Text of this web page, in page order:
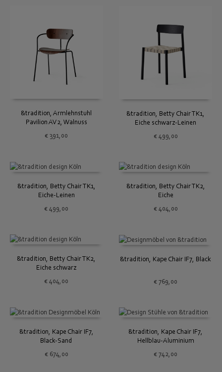
&tradition, Armlehnstuhl
Pavilion AV2, Walnuss
€ 391,00
&tradition, Betty Chair TK1,
Eiche schwarz-Leinen
€499,00
&tradition, Betty Chair TK1,
Eiche-Leinen
€ 499,00
&tradition, Betty Chair TK2,
Eiche
€404,00
&tradition, Betty Chair TK2,
Eiche schwarz
€ 404,00
&tradition, Kape Chair IF7, Black
€ 769,00
&tradition, Kape Chair IF7,
Black-Sand
€674,00
&tradition, Kape Chair IF7,
Hellblau-Aluminium
€ 742,00